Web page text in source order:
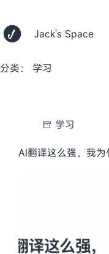
内
Jack's Space
分类： 学习
学习
AI翻译这么强，我为